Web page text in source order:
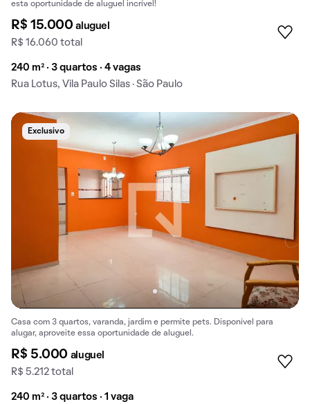
esta oportunidade de aluguel incrível!
R$ 15.000aluguel
R$ 16.060 total
240 m² · 3 quartos · 4 vagas
Rua Lotus, Vila Paulo Silas · São Paulo
Exclusivo
Casa com 3 quartos, varanda, jardim e permite pets. Disponível para
alugar, aproveite essa oportunidade de aluguel.
R$ 5.000 aluguel
R$ 5.212 total
240 m² · 3 quartos · 1 vaga